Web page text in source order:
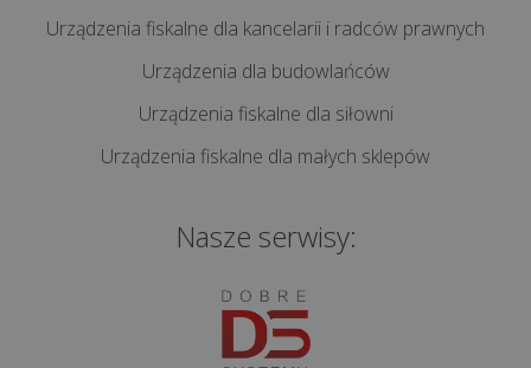
Urządzenia fiskalne dla kancelarii i radców prawnych
Urządzenia dla budowlańców
Urządzenia fiskalne dla siłowni
Urządzenia fiskalne dla małych sklepów
Nasze serwisy: